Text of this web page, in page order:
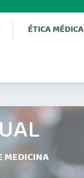
ÉTICA MÉDICA
MEDICINA